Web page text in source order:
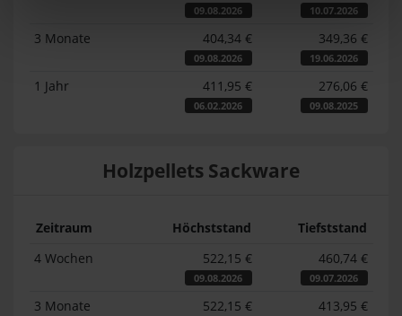
09.08.2026 10.07.2026
3 Monate 404,34 €
09.08.2026
349,36 €
19.06.2026
1 Jahr 411,95 €
06.02.2026
276,06 €
09.08.2025
Holzpellets Sackware
Zeitraum Höchststand
Tiefststand
4 Wochen
522,15 €
09.08.2026
460,74 €
09.07.2026
3 Monate 522,15 € 413,95 €